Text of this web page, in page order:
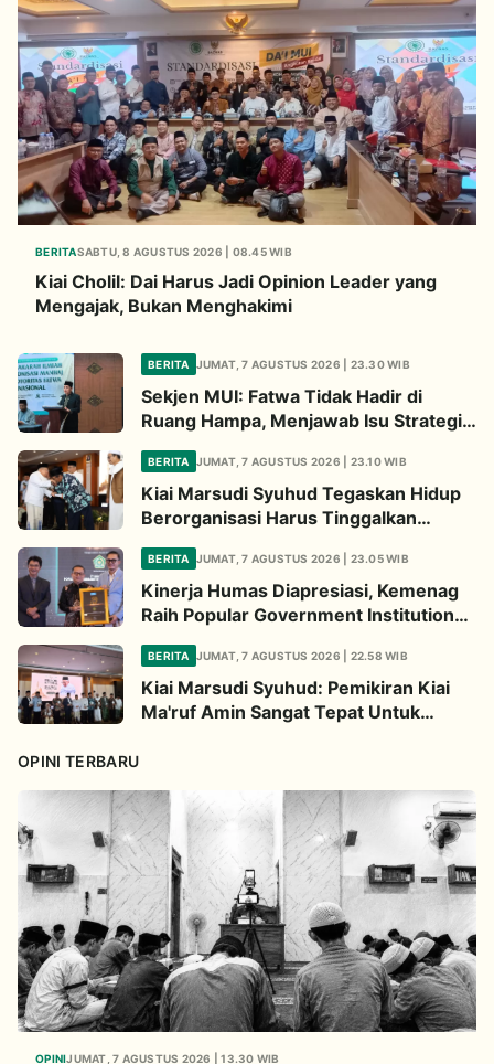
BERITASABTU, 8 AGUSTUS 2026 | 08.45 WIB
Kiai Cholil: Dai Harus Jadi Opinion Leader yang
Mengajak, Bukan Menghakimi
BERITA JUMAT, 7 AGUSTUS 2026 | 23.30 WIB
Sekjen MUI: Fatwa Tidak Hadir di
Ruang Hampa, Menjawab Isu Strategis
Bangsa
BERITA JUMAT, 7 AGUSTUS 2026 | 23.10 WIB
Kiai Marsudi Syuhud Tegaskan Hidup
Berorganisasi Harus Tinggalkan
Legacy Amal Saleh
BERITA JUMAT, 7 AGUSTUS 2026 | 23.05 WIB
Kinerja Humas Diapresiasi, Kemenag
Raih Popular Government Institutions
Award 2026
BERITA JUMAT, 7 AGUSTUS 2026 | 22.58 WIB
Kiai Marsudi Syuhud: Pemikiran Kiai
Ma'ruf Amin Sangat Tepat Untuk
OPINI TERBARU
OPINIJUMAT, 7 AGUSTUS 2026 | 13.30 WIB